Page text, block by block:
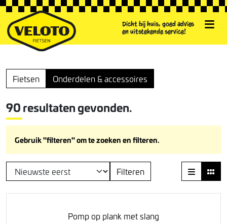
Dicht bij huis, goed advies
en uitstekende service!
Fietsen Onderdelen & accessoires
90 resultaten gevonden.
Gebruik "filteren" om te zoeken en filteren.
Filteren
Pomp op plank met slang